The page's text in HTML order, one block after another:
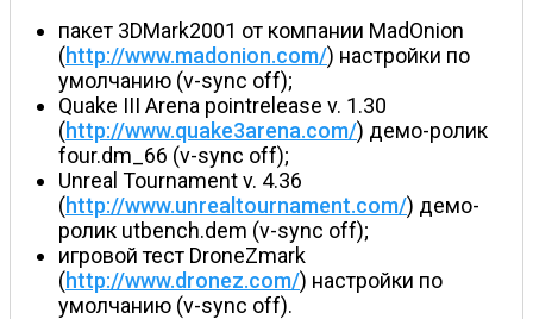
пакет 3DMark2001 от компании MadOnion
(http://www.madonion.com/) настройки по
умолчанию (v-sync off);
Quake III Arena pointrelease v. 1.30
(http://www.quake3arena.com/) демо-ролик
four.dm_66 (v-sync off);
Unreal Tournament v. 4.36
(http://www.unrealtournament.com/) демо-
ролик utbench.dem (v-sync off);
игровой тест DroneZmark
(http://www.dronez.com/) настройки по
умолчанию (v-sync off).